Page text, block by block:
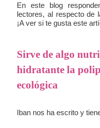
En este blog
lectores, al respecto de
¡A ver si te gusta este
Sirve de algo
hidratante la
ecológica
Iban nos ha escrito y